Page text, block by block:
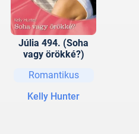
Júlia 494. (Soha
vagy örökké?)
Romantikus
Kelly Hunter